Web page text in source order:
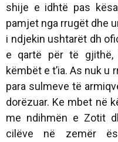
shije e idhtë pas
pamjet nga rrugët dhe
i ndjekin ushtarët dh
e qartë për të
këmbët e t’ia. As nuk u
para sulmeve të
dorëzuar. Ke mbet në
me ndihmën e Zotit
cilëve në zemër